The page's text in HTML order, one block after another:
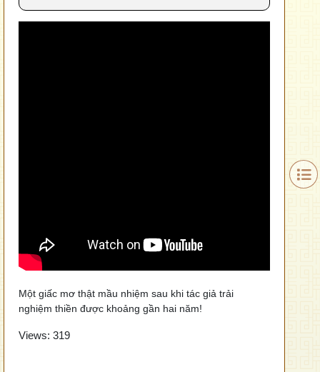
Một giấc mơ thật mầu nhiệm sau khi tác giả trải
nghiệm thiền được khoảng gần hai năm!
Views: 319